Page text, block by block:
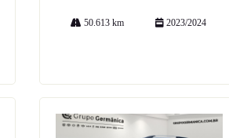
50.613 km 2023/2024